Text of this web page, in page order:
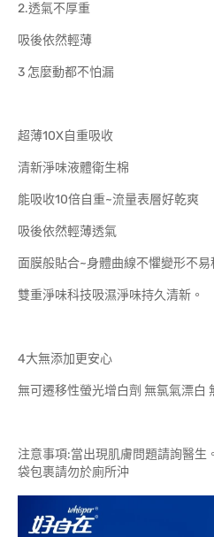
2.透氣不厚重
吸後依然輕薄
3 怎麼動都不怕漏
超薄10X自重吸收
清新淨味液體衛生棉
能吸收10倍自重~流量表層好乾爽
吸後依然輕薄透氣
面膜般貼合~身體曲線不懼變形不易
雙重淨味科技吸濕淨味持久清新。
4大無添加更安心
無可遷移性螢光增白劑 無氯氣漂白
注意事項:當出現肌膚問題請詢醫生
袋包裹請勿於廁所沖